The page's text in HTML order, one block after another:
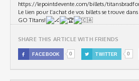
https://lepointdevente.com/billets/
Le lien pour l’achat de vos billets se trouve
GO TItans!
SHARE THIS ARTICLE WITH FRIENDS
 FACEBOOK 0  TWITTER 0